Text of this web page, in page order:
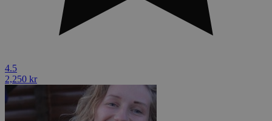
4.5
2,250 kr